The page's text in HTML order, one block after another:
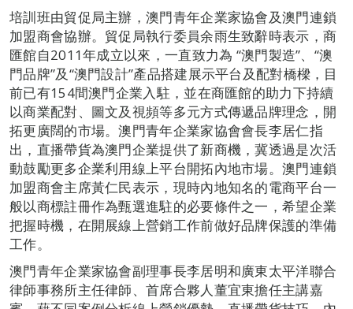
培訓班由貿促局主辦，澳門青年企業家協會及澳門連鎖
加盟商會協辦。貿促局執行委員余雨生致辭時表示，商
匯館自2011年成立以來，一直致力為 “澳門製造”、“澳
門品牌”及“澳門設計”產品搭建展示平台及配對橋樑，目
前已有154間澳門企業入駐，並在商匯館的助力下持續
以商業配對、圖文及視頻等多元方式傳遞品牌理念，開
拓更廣闊的市場。澳門青年企業家協會會長李居仁指
出，直播帶貨為澳門企業提供了新商機，冀透過是次活
動鼓勵更多企業利用線上平台開拓內地市場。澳門連鎖
加盟商會主席黃仁民表示，現時內地知名的電商平台一
般以商標註冊作為甄選進駐的必要條件之一，希望企業
把握時機，在開展線上營銷工作前做好品牌保護的準備
工作。
澳門青年企業家協會副理事長李居明和廣東太平洋聯合
律師事務所主任律師、首席合夥人董宜東擔任主講嘉